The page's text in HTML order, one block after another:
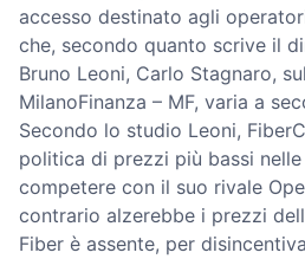
accesso destinato agli
che, secondo quanto scrive il
Bruno Leoni, Carlo Stagnaro,
MilanoFinanza – MF, varia a
Secondo lo studio Leoni,
politica di prezzi più bassi
competere con il suo rivale
contrario alzerebbe i prezzi
Fiber è assente, per